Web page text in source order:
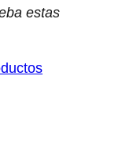
estas